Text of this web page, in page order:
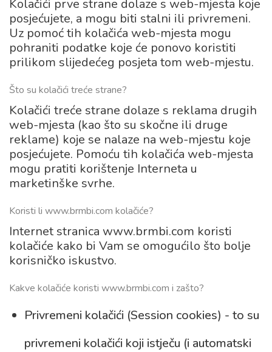
Kolačići prve strane dolaze s web-mjesta koje
posjećujete, a mogu biti stalni ili privremeni.
Uz pomoć tih kolačića web-mjesta mogu
pohraniti podatke koje će ponovo koristiti
prilikom slijedećeg posjeta tom web-mjestu.
Što su kolačići treće strane?
Kolačići treće strane dolaze s reklama drugih
web-mjesta (kao što su skočne ili druge
reklame) koje se nalaze na web-mjestu koje
posjećujete. Pomoću tih kolačića web-mjesta
mogu pratiti korištenje Interneta u
marketinške svrhe.
Koristi li www.brmbi.com kolačiće?
Internet stranica www.brmbi.com koristi
kolačiće kako bi Vam se omogućilo što bolje
korisničko iskustvo.
Kakve kolačiće koristi www.brmbi.com i zašto?
Privremeni kolačići (Session cookies) - to su
privremeni kolačići koji istječu (i automatski